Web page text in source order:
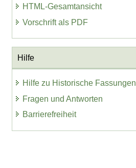
HTML-Gesamtansicht
Vorschrift als PDF
Hilfe
Hilfe zu Historische Fassungen
Fragen und Antworten
Barrierefreiheit